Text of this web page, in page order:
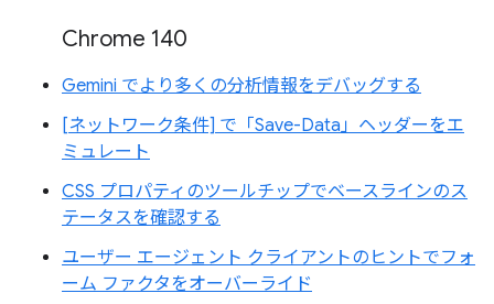
Chrome 140
Gemini でより多くの分析情報をデバッグする
[ネットワーク条件] で「Save-Data」ヘッダーをエ
ミュレート
CSS プロパティのツールチップでベースラインのス
テータスを確認する
ユーザー エージェント クライアントのヒントでフォ
ーム ファクタをオーバーライド